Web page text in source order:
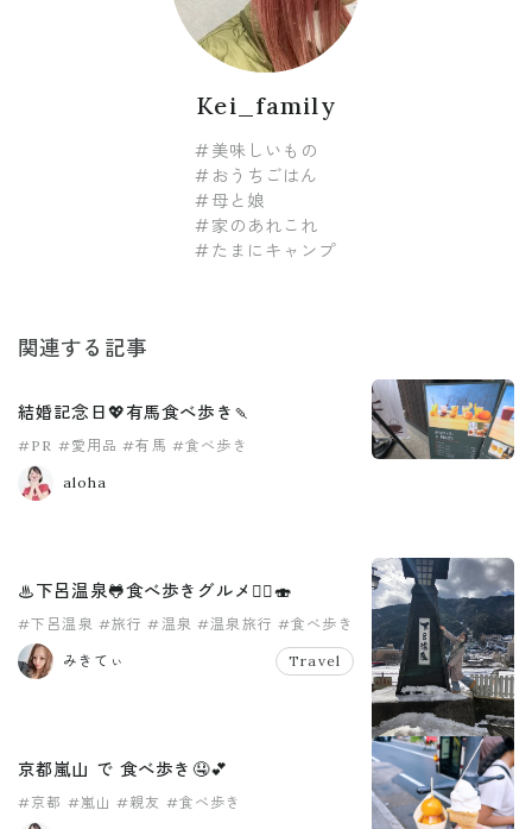
Kei_family
#美味しいもの
#おうちごはん
#母と娘
#家のあれこれ
#たまにキャンプ
関連する記事
結婚記念日💖有馬食べ歩き🍡
#PR #愛用品 #有馬 #食べ歩き
aloha
♨︎下呂温泉🐸食べ歩きグルメ🚶‍♀️🍣
#下呂温泉 #旅行 #温泉 #温泉旅行 #食べ歩き
みきてぃ Travel
京都嵐山 で 食べ歩き🤤💕
#京都 #嵐山 #親友 #食べ歩き